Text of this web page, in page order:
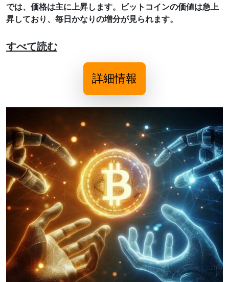
では、価格は主に上昇します。ビットコインの価値は急上
昇しており、毎日かなりの増分が見られます。
すべて読む
詳細情報